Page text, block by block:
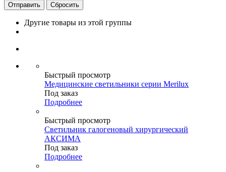
Сбросить
Другие товары из этой группы
Быстрый просмотр
Медицинские светильники серии Merilux
Под заказ
Подробнее
Быстрый просмотр
Светильник галогеновый хирургический
АКСИМА
Под заказ
Подробнее